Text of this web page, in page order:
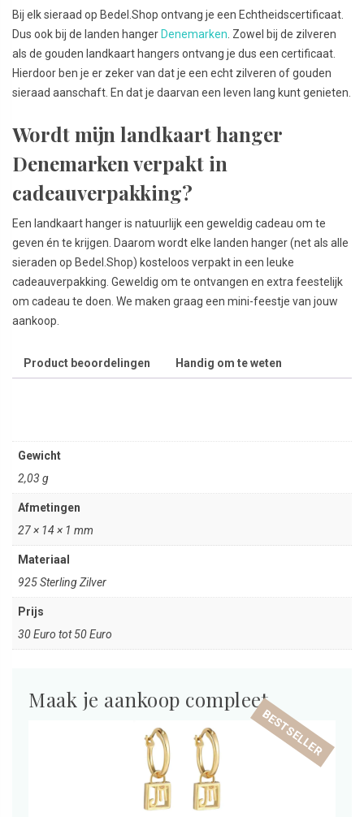
Bij elk sieraad op Bedel.Shop ontvang je een Echtheidscertificaat.
Dus ook bij de landen hanger Denemarken. Zowel bij de zilveren
als de gouden landkaart hangers ontvang je dus een certificaat.
Hierdoor ben je er zeker van dat je een echt zilveren of gouden
sieraad aanschaft. En dat je daarvan een leven lang kunt genieten.
Wordt mijn landkaart hanger
Denemarken verpakt in
cadeauverpakking?
Een landkaart hanger is natuurlijk een geweldig cadeau om te
geven én te krijgen. Daarom wordt elke landen hanger (net als alle
sieraden op Bedel.Shop) kosteloos verpakt in een leuke
cadeauverpakking. Geweldig om te ontvangen en extra feestelijk
om cadeau te doen. We maken graag een mini-feestje van jouw
aankoop.
Product beoordelingen Handig om te weten
Gewicht
2,03 g
Afmetingen
27 × 14 × 1 mm
Materiaal
925 Sterling Zilver
Prijs
30 Euro tot 50 Euro
Maak je aankoop compleet
BESTSELLER